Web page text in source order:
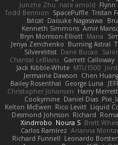
Junzhe Zhu nate arnold
Todd Bennion SpacePuffle Tristan
fatcat Daisuke Nagasawa
Kenneth Simmons Amir
Bryn Morrison-Elliott Mana
Jenya Zenchenko Burning Astral
Silverelitist Dane Bucao
Chantal LeBlanc Garrett Calloway
Jack Kibble-White MTU1500
Jermaine Dawson Chen
Bailey Rosenthal George Luna
Christopher Johansen Harry Merrett
Cookymine Daniel Dias
Kelton McEwen Rico Levitt Liquid
Desmond Johnson Richard
Xindrrobo Noura S Brett
Carlos Ramírez Arianna
Richard Funnell Leonardo Borsten